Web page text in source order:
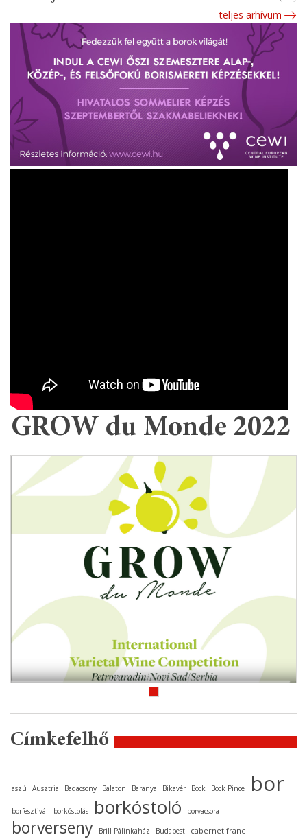
teljes arhívum
GROW du Monde 2022
Címkefelhő
aszú Ausztria Badacsony Balaton Baranya Bikavér Bock Bock Pince bor
borfesztivál borkóstolás borkóstoló borvacsora
borverseny Brill Pálinkaház Budapest cabernet franc